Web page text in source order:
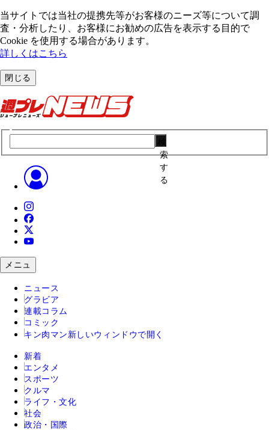
当サイトでは当社の提携先等がお客様のニーズ等について調
査・分析したり、お客様にお勧めの広告を表⽰する⽬的で
Cookie を使⽤する場合があります。
詳しくはこちら
閉じる
索
す
る
メニュ
ニュース
グラビア
連載コラム
コミック
キン肉マン 新しいウィンドウで開く
新着
エンタメ
スポーツ
クルマ
ライフ・文化
社会
政治・国際